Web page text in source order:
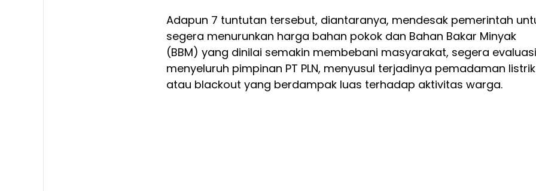
Adapun 7 tuntutan tersebut, diantaranya, mendesak pemerintah
segera menurunkan harga bahan pokok dan Bahan Bakar Minyak
(BBM) yang dinilai semakin membebani masyarakat, segera evaluasi
menyeluruh pimpinan PT PLN, menyusul terjadinya pemadaman listrik
atau blackout yang berdampak luas terhadap aktivitas warga.